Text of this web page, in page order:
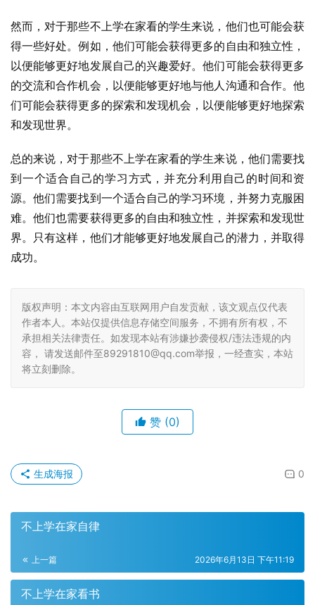
然而，对于那些不上学在家看的学生来说，他们也可能会获
得一些好处。例如，他们可能会获得更多的自由和独立性，
以便能够更好地发展自己的兴趣爱好。他们可能会获得更多
的交流和合作机会，以便能够更好地与他人沟通和合作。他
们可能会获得更多的探索和发现机会，以便能够更好地探索
和发现世界。
总的来说，对于那些不上学在家看的学生来说，他们需要找
到一个适合自己的学习方式，并充分利用自己的时间和资
源。他们需要找到一个适合自己的学习环境，并努力克服困
难。他们也需要获得更多的自由和独立性，并探索和发现世
界。只有这样，他们才能够更好地发展自己的潜力，并取得
成功。
版权声明：本文内容由互联网用户自发贡献，该文观点仅代表
作者本人。本站仅提供信息存储空间服务，不拥有所有权，不
承担相关法律责任。如发现本站有涉嫌抄袭侵权/违法违规的内
容， 请发送邮件至89291810@qq.com举报，一经查实，本站
将立刻删除。
赞 (0)
0
生成海报
不上学在家自律
上一篇 2026年6月13日 下午11:19
不上学在家看书